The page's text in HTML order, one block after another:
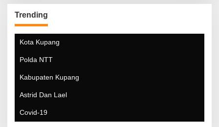
Trending
Kota Kupang
Polda NTT
Kabupaten Kupang
Astrid Dan Lael
Covid-19